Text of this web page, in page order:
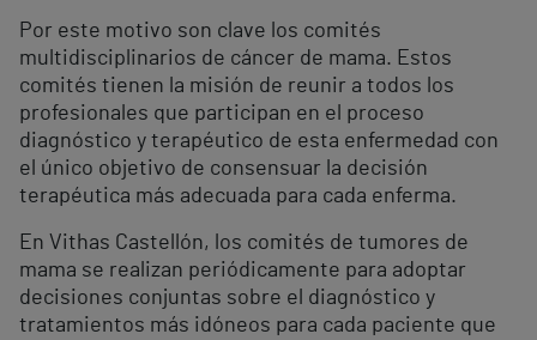
Por este motivo son clave los comités
multidisciplinarios de cáncer de mama. Estos
comités tienen la misión de reunir a todos los
profesionales que participan en el proceso
diagnóstico y terapéutico de esta enfermedad con
el único objetivo de consensuar la decisión
terapéutica más adecuada para cada enferma.
En Vithas Castellón, los comités de tumores de
mama se realizan periódicamente para adoptar
decisiones conjuntas sobre el diagnóstico y
tratamientos más idóneos para cada paciente que